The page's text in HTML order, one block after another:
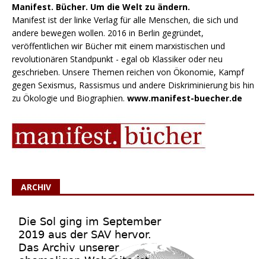
Manifest. Bücher. Um die Welt zu ändern.
Manifest ist der linke Verlag für alle Menschen, die sich und
andere bewegen wollen. 2016 in Berlin gegründet,
veröffentlichen wir Bücher mit einem marxistischen und
revolutionären Standpunkt - egal ob Klassiker oder neu
geschrieben. Unsere Themen reichen von Ökonomie, Kampf
gegen Sexismus, Rassismus und andere Diskriminierung bis hin
zu Ökologie und Biographien. www.manifest-buecher.de
ARCHIV